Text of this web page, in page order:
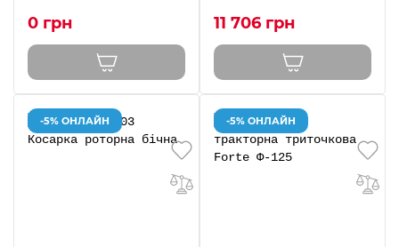
0 грн 11 706 грн
-5% ОНЛАЙН -5% ОНЛАЙН